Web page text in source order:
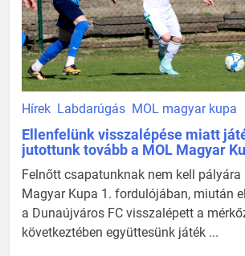
Hírek Labdarúgás MOL magyar kupa
Ellenfelünk visszalépése miatt
jutottunk tovább a MOL Magyar
Felnőtt csapatunknak nem kell pályára
Magyar Kupa 1. fordulójában, miután
a Dunaújváros FC visszalépett a
következtében együttesünk játék ...